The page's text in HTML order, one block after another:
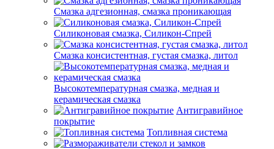
Смазка адгезионная, смазка проникающая
Силиконовая смазка, Силикон-Спрей
Смазка консистентная, густая смазка, литол
Высокотемпературная смазка, медная и
керамическая смазка
Антигравийное
покрытие
Топливная система